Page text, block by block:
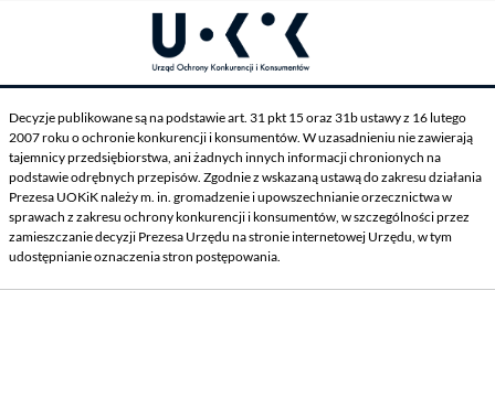
Decyzje publikowane są na podstawie art. 31 pkt 15 oraz 31b ustawy z 16 lutego
2007 roku o ochronie konkurencji i konsumentów. W uzasadnieniu nie zawierają
tajemnicy przedsiębiorstwa, ani żadnych innych informacji chronionych na
podstawie odrębnych przepisów. Zgodnie z wskazaną ustawą do zakresu działania
Prezesa UOKiK należy m. in. gromadzenie i upowszechnianie orzecznictwa w
sprawach z zakresu ochrony konkurencji i konsumentów, w szczególności przez
zamieszczanie decyzji Prezesa Urzędu na stronie internetowej Urzędu, w tym
udostępnianie oznaczenia stron postępowania.